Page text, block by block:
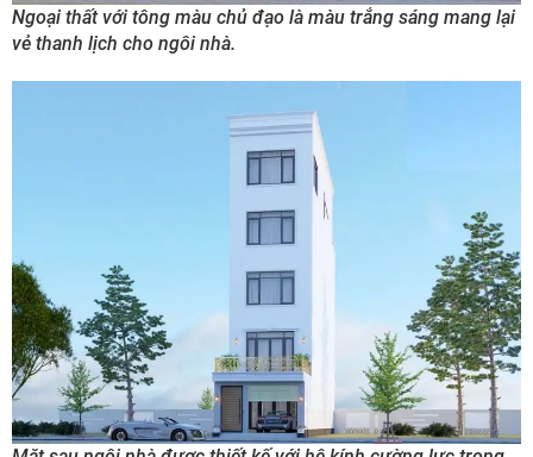
Ngoại thất với tông màu chủ đạo là màu trắng sáng mang lại
vẻ thanh lịch cho ngôi nhà.